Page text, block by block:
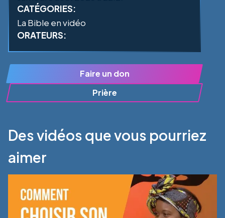
CATÉGORIES:
La Bible en vidéo
ORATEURS:
Faire un don
Prière
Des vidéos que vous pourriez
aimer